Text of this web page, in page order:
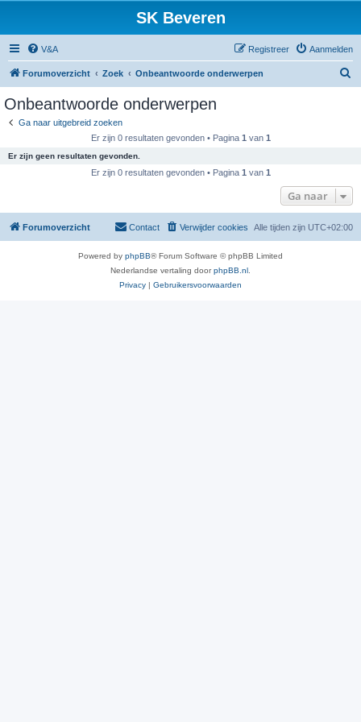
SK Beveren
V&A Aanmelden
Registreer
Forumoverzicht Zoek Onbeantwoorde onderwerpen
Onbeantwoorde onderwerpen
Ga naar uitgebreid zoeken
Er zijn 0 resultaten gevonden • Pagina 1 van 1
Er zijn geen resultaten gevonden.
Er zijn 0 resultaten gevonden • Pagina 1 van 1
Ga naar
Forumoverzicht Alle tijden zijn UTC+02:00
Verwijder cookies
Contact
Powered by phpBB® Forum Software © phpBB Limited
Nederlandse vertaling doorphpBB.nl
Privacy | Gebruikersvoorwaarden